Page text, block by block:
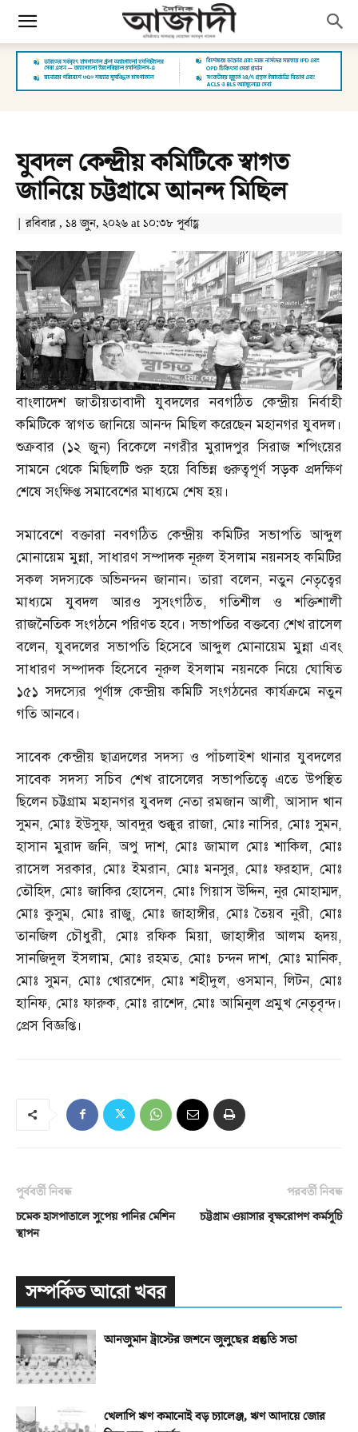
যুবদল কেন্দ্রীয় কমিটিকে স্বাগত
জানিয়ে চট্টগ্রামে আনন্দ মিছিল
| রবিবার , ১৪ জুন, ২০২৬ at ১০:৩৮ পূর্বাহ্ণ
বাংলাদেশ জাতীয়তাবাদী যুবদলের নবগঠিত কেন্দ্রীয় নির্বাহী
কমিটিকে স্বাগত জানিয়ে আনন্দ মিছিল করেছেন মহানগর যুবদল।
শুক্রবার (১২ জুন)বিকেলে নগরীর মুরাদপুর সিরাজ শপিংয়ের
সামনে থেকে মিছিলটি শুরু হয়ে বিভিন্ন গুরুত্বপূর্ণ সড়ক প্রদক্ষিণ
শেষে সংক্ষিপ্ত সমাবেশের মাধ্যমে শেষ হয়।
সমাবেশে বক্তারা নবগঠিত কেন্দ্রীয় কমিটির সভাপতি আব্দুল
মোনায়েম মুন্না,সাধারণ সম্পাদক নূরুল ইসলাম নয়নসহ কমিটির
সকল সদস্যকে অভিনন্দন জানান। তারা বলেন,নতুন নেতৃত্বের
মাধ্যমে যুবদল আরও সুসংগঠিত,গতিশীল ও শক্তিশালী
রাজনৈতিক সংগঠনে পরিণত হবে। সভাপতির বক্তব্যে শেখ রাসেল
বলেন,যুবদলের সভাপতি হিসেবে আব্দুল মোনায়েম মুন্না এবং
সাধারণ সম্পাদক হিসেবে নূরুল ইসলাম নয়নকে নিয়ে ঘোষিত
১৫১ সদস্যের পূর্ণাঙ্গ কেন্দ্রীয় কমিটি সংগঠনের কার্যক্রমে নতুন
গতি আনবে।
সাবেক কেন্দ্রীয় ছাত্রদলের সদস্য ও পাঁচলাইশ থানার যুবদলের
সাবেক সদস্য সচিব শেখ রাসেলের সভাপতিত্বে এতে উপস্থিত
ছিলেন চট্টগ্রাম মহানগর যুবদল নেতা রমজান আলী,আসাদ খান
সুমন, মোঃ ইউসুফ,আবদুর শুক্কুর রাজা, মোঃ নাসির,মোঃ সুমন,
হাসান মুরাদ জনি,অপু দাশ,মোঃ জামাল মোঃ শাকিল,মোঃ
রাসেল সরকার, মোঃ ইমরান, মোঃ মনসুর,মোঃ ফরহাদ, মোঃ
তৌহিদ,মোঃ জাকির হোসেন, মোঃ গিয়াস উদ্দিন,নুর মোহাম্মদ,
মোঃ কুসুম, মোঃ রাজু,মোঃ জাহাঙ্গীর,মোঃ তৈয়ব নুরী,মোঃ
তানজিল চৌধুরী, মোঃ রফিক মিয়া,জাহাঙ্গীর আলম হৃদয়,
সানজিদুল ইসলাম, মোঃ রহমত, মোঃ চন্দন দাশ, মোঃ মানিক,
মোঃ সুমন, মোঃ খোরশেদ, মোঃ শহীদুল, ওসমান,লিটন, মোঃ
হানিফ,মোঃ ফারুক,মোঃ রাশেদ, মোঃ আমিনুল প্রমুখ নেতৃবৃন্দ।
প্রেস বিজ্ঞপ্তি।
পূর্ববর্তী নিবন্ধ
চমেক হাসপাতালে সুপেয় পানির মেশিন
স্থাপন
পরবর্তী নিবন্ধ
চট্টগ্রাম ওয়াসার বৃক্ষরোপণ কর্মসূচি
সম্পর্কিত আরো খবর
আনজুমান ট্রাস্টের জশনে জুলুছের প্রস্তুতি সভা
খেলাপি ঋণ কমানোই বড় চ্যালেঞ্জ, ঋণ আদায়ে জোর